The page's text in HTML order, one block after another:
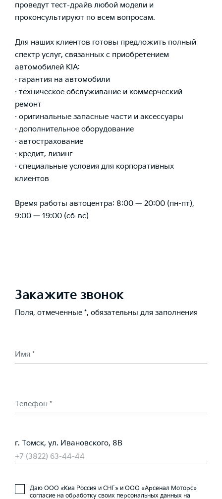
проведут тест-драйв любой модели и
проконсультируют по всем вопросам.
Для наших клиентов готовы предложить полный
спектр услуг, связанных с приобретением
автомобилей KIA:
· гарантия на автомобили
· техническое обслуживание и коммерческий
ремонт
· оригинальные запасные части и аксессуары
· дополнительное оборудование
· автострахование
· кредит, лизинг
· специальные условия для корпоративных
клиентов
Время работы автоцентра: 8:00 — 20:00 (пн-пт),
9:00 — 19:00 (сб-вс)
Закажите звонок
Поля, отмеченные *, обязательны для заполнения
Имя *
Телефон *
г. Томск, ул. Ивановского, 8В
+7 (3822) 63-44-44
Даю ООО «Киа Россия и СНГ» и ООО «Арсенал Моторс»
согласие на обработку своих персональных данных на